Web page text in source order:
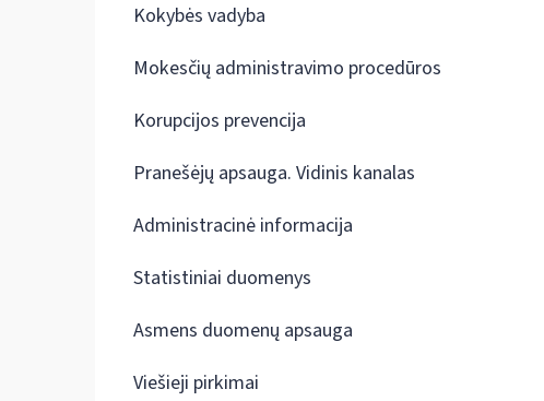
Kokybės vadyba
Mokesčių administravimo procedūros
Korupcijos prevencija
Pranešėjų apsauga. Vidinis kanalas
Administracinė informacija
Statistiniai duomenys
Asmens duomenų apsauga
Viešieji pirkimai